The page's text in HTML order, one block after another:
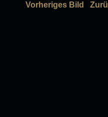
Vorheriges Bild